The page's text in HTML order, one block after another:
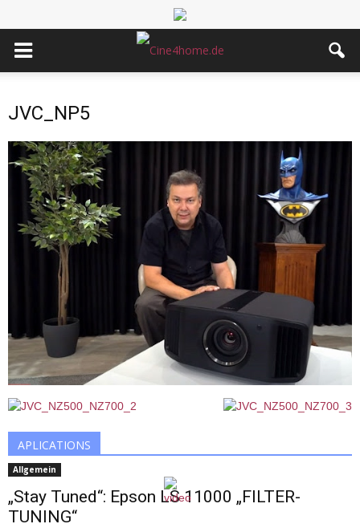
JVC_NP5
APLICATIONS
Allgemein
„Stay Tuned“: Epson LS 11000 „FILTER-
TUNING“